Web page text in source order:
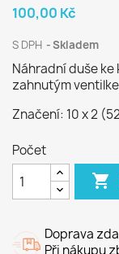
100,00 Kč
S DPH Skladem
Náhradní duše ke
zahnutým
Značení: 10 x 2
Počet

Doprava
Při nákupu